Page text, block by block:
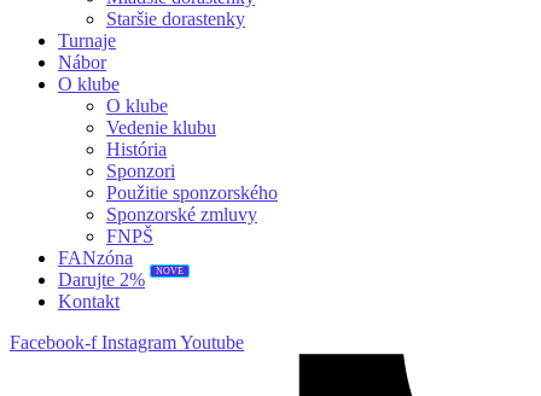
Staršie dorastenky
Turnaje
Nábor
O klube
O klube
Vedenie klubu
História
Sponzori
Použitie sponzorského
Sponzorské zmluvy
FNPŠ
FANzóna
Darujte 2%
NOVÉ
Kontakt
Facebook-f InstagramYoutube